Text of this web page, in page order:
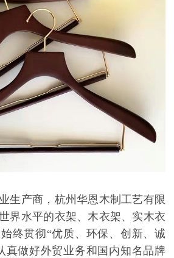
生产商，杭州华恩木制工艺有限
界水平的衣架、木衣架、实木衣
终贯彻 “优质、环保、创新、诚
真做好外贸业务和国内知名品牌